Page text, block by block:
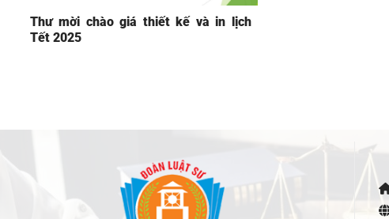
Thư mời chào giá thiết kế và in lịch
Tết 2025